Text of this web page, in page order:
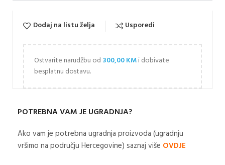
Dodaj na listu želja Usporedi
Ostvarite narudžbu od 300,00KMi dobivate
besplatnu dostavu.
POTREBNA VAM JE UGRADNJA?
Ako vam je potrebna ugradnja proizvoda (ugradnju
vršimo na području Hercegovine) saznaj više OVDJE